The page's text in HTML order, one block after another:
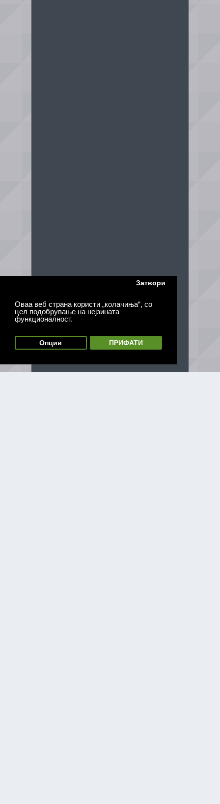
Оваа веб страна користи „колачиња“, со
цел подобрување на нејзината
функционалност.
Затвори
Опции ПРИФАТИ